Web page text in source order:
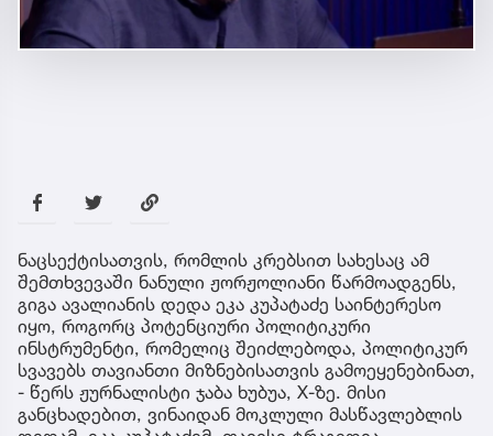
ნაცსექტისათვის, რომლის კრებსით სახესაც ამ
შემთხვევაში ნანული ჟორჟოლიანი წარმოადგენს,
გიგა ავალიანის დედა ეკა კუპატაძე საინტერესო
იყო, როგორც პოტენციური პოლიტიკური
ინსტრუმენტი, რომელიც შეიძლებოდა, პოლიტიკურ
სვავებს თავიანთი მიზნებისათვის გამოეყენებინათ,
- წერს ჟურნალისტი ჯაბა ხუბუა, X-ზე. მისი
განცხადებით, ვინაიდან მოკლული მასწავლებლის